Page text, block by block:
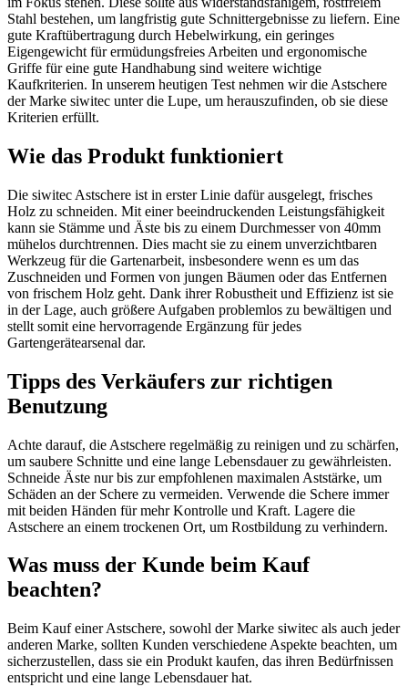
Stahl bestehen, um langfristig gute Schnittergebnisse zu liefern. Eine
gute Kraftübertragung durch Hebelwirkung, ein geringes
Eigengewicht für ermüdungsfreies Arbeiten und ergonomische
Griffe für eine gute Handhabung sind weitere wichtige
Kaufkriterien. In unserem heutigen Test nehmen wir die Astschere
der Marke siwitec unter die Lupe, um herauszufinden, ob sie diese
Kriterien erfüllt.
Wie das Produkt funktioniert
Die siwitec Astschere ist in erster Linie dafür ausgelegt, frisches
Holz zu schneiden. Mit einer beeindruckenden Leistungsfähigkeit
kann sie Stämme und Äste bis zu einem Durchmesser von 40mm
mühelos durchtrennen. Dies macht sie zu einem unverzichtbaren
Werkzeug für die Gartenarbeit, insbesondere wenn es um das
Zuschneiden und Formen von jungen Bäumen oder das Entfernen
von frischem Holz geht. Dank ihrer Robustheit und Effizienz ist sie
in der Lage, auch größere Aufgaben problemlos zu bewältigen und
stellt somit eine hervorragende Ergänzung für jedes
Gartengerätearsenal dar.
Tipps des Verkäufers zur richtigen
Benutzung
Achte darauf, die Astschere regelmäßig zu reinigen und zu schärfen,
um saubere Schnitte und eine lange Lebensdauer zu gewährleisten.
Schneide Äste nur bis zur empfohlenen maximalen Aststärke, um
Schäden an der Schere zu vermeiden. Verwende die Schere immer
mit beiden Händen für mehr Kontrolle und Kraft. Lagere die
Astschere an einem trockenen Ort, um Rostbildung zu verhindern.
Was muss der Kunde beim Kauf
beachten?
Beim Kauf einer Astschere, sowohl der Marke siwitec als auch jeder
anderen Marke, sollten Kunden verschiedene Aspekte beachten, um
sicherzustellen, dass sie ein Produkt kaufen, das ihren Bedürfnissen
entspricht und eine lange Lebensdauer hat.